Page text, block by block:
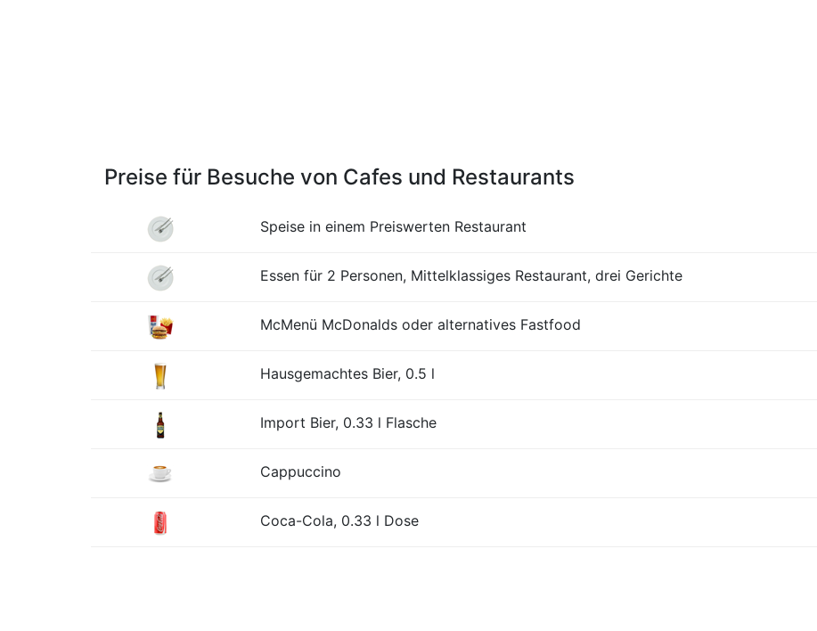
Preise für Besuche von Cafes und Restaurants
Speise in einem Preiswerten Restaurant
Essen für 2 Personen, Mittelklassiges Restaurant, drei Gerichte
McMenü McDonalds oder alternatives Fastfood
Hausgemachtes Bier, 0.5 l
Import Bier, 0.33 l Flasche
Cappuccino
Coca-Cola, 0.33 l Dose